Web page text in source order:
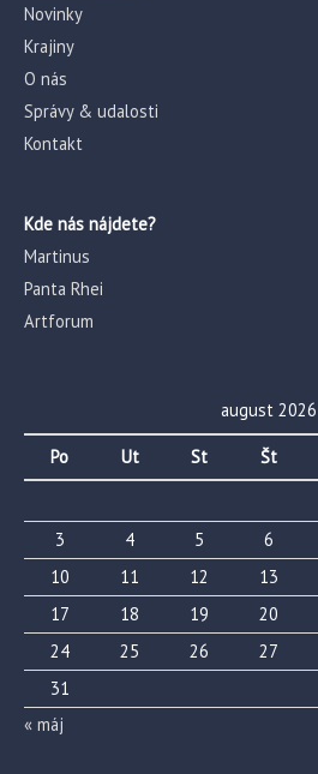
Novinky
Krajiny
O nás
Správy & udalosti
Kontakt
Kde nás nájdete?
Martinus
Panta Rhei
Artforum
august 2026
Po Ut St Št
3
4 5 6
10
11 12 13
17
18 19 20
24
25 26 27
31
« máj